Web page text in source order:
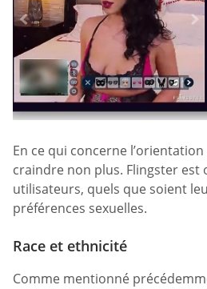
En ce qui concerne l’orientation
craindre non plus. Flingster est
utilisateurs, quels que soient
préférences sexuelles.
Race et ethnicité
Comme mentionné